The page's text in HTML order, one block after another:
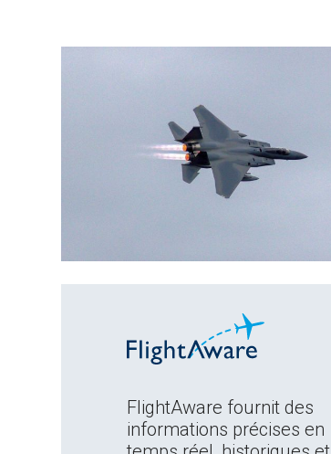
FlightAware fournit des
informations précises en